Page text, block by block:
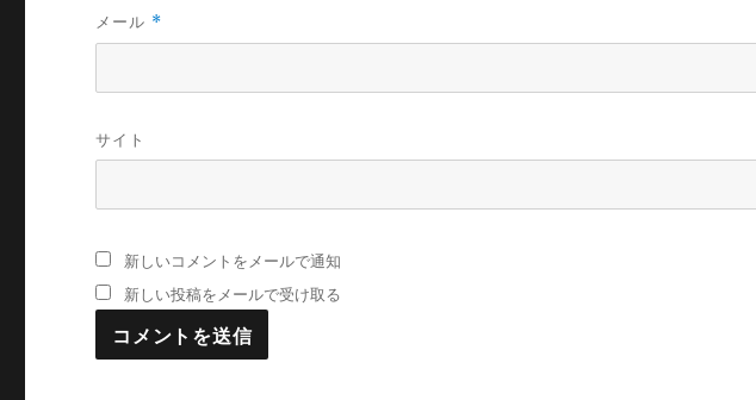
メール *
サイト
新しいコメントをメールで通知
新しい投稿をメールで受け取る